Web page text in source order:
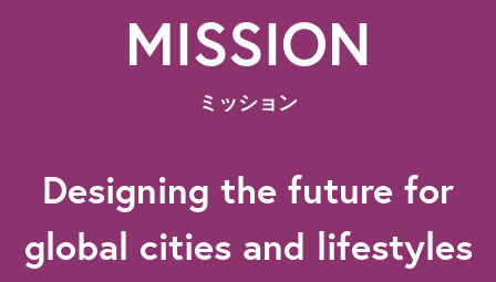
MISSION
ミッション
Designing the future for
global cities and lifestyles